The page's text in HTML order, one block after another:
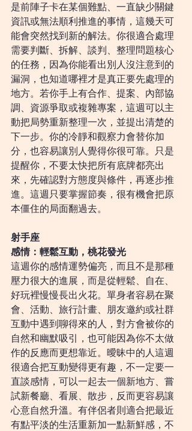
是前陣子卡在某個難點、一直缺少關鍵
資訊或無法順利推進的事情，這幾天可
能會突然找到新的解法。你很適合處理
需要判斷、拆解、談判、整理問題核心
的任務，因為你能看出別人沒注意到的
漏洞，也知道哪裡才是真正要先處理的
地方。若你手上有合作、提案、內部協
調、資源爭取或複雜專案，這週可以主
動把局勢重新整理一次，並提出清楚的
下一步。你的冷靜和觀察力會替你加
分，也容易讓別人覺得你很可靠。只是
提醒你，不要太快把所有底牌都亮出
來，先確認對方態度與條件，再逐步推
進。這週只要掌握節奏，很有機會把原
本僵住的局面翻過去。
射手座
感情：輕鬆互動，桃花發光
這週你的感情運勢偏亮，而且不是那種
壓力很大的進展，而是從輕鬆、自在、
好玩裡慢慢長出火花。單身者容易在聚
會、活動、旅行計畫、朋友邀約或社群
互動中遇到聊得來的人，對方會被你的
自然和幽默吸引，也可能因為你不太做
作的反應而更想靠近。曖昧中的人這週
很適合把互動變得更有趣，不一定要一
直談感情，可以一起去一個新地方、嘗
試新餐廳、看展、散步，反而更容易讓
心意自然升溫。有伴侶者則適合把最近
有點平淡的生活重新加一點新鮮感，不